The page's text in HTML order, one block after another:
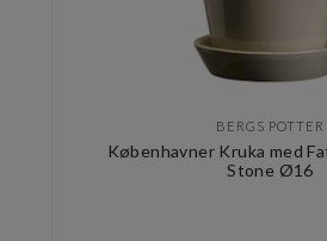
BERGS POTTER
Københavner Kruka med
Stone Ø16